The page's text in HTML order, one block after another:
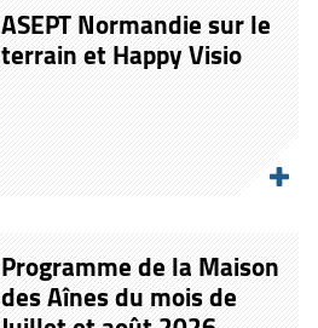
ASEPT Normandie sur le
terrain et Happy Visio
Programme de la Maison
des Aînes du mois de